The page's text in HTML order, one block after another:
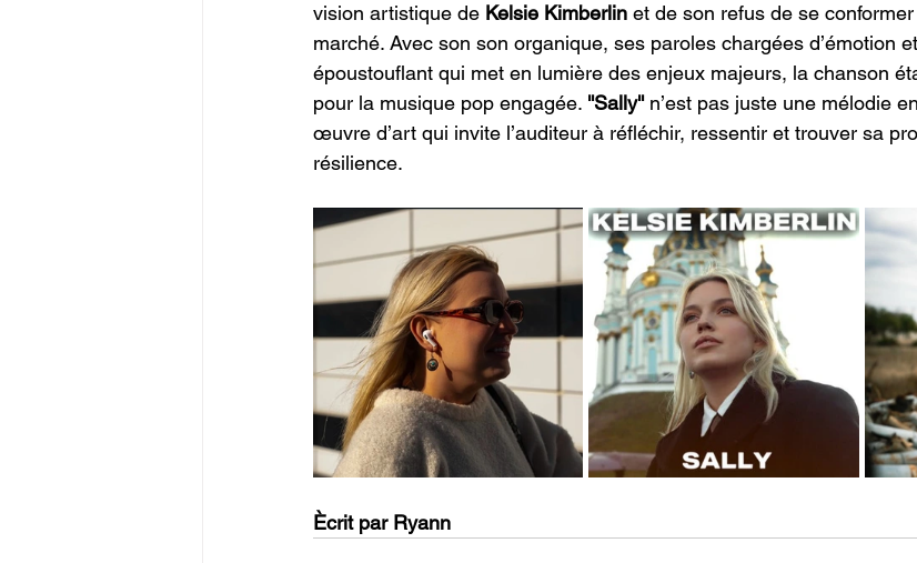
vision artistique de Kelsie Kimberlin et de son refus de se
marché. Avec son son organique, ses paroles chargées d’émotion
époustouflant qui met en lumière des enjeux majeurs, la chanson
pour la musique pop engagée. ''Sally'' n’est pas juste une mélodie
œuvre d’art qui invite l’auditeur à réfléchir, ressentir et trouver sa
résilience.
Ècrit par Ryann